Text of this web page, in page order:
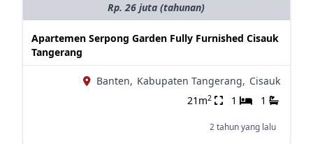
Rp. 26 juta (tahunan)
Apartemen Serpong Garden Fully Furnished Cisauk
Tangerang
Banten, Kabupaten Tangerang, Cisauk
21m2 1 1
2 tahun yang lalu